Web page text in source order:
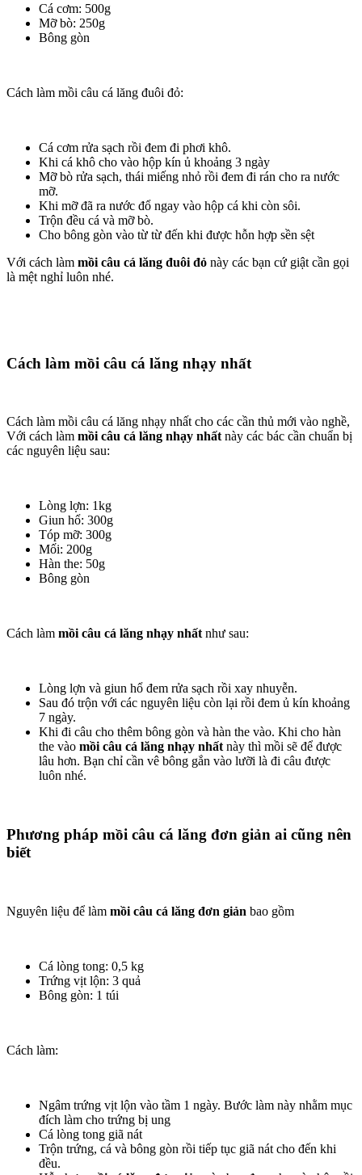
Cá cơm: 500g
Mỡ bò: 250g
Bông gòn
Cách làm mồi câu cá lăng đuôi đỏ:
Cá cơm rửa sạch rồi đem đi phơi khô.
Khi cá khô cho vào hộp kín ủ khoảng 3 ngày
Mỡ bò rửa sạch, thái miếng nhỏ rồi đem đi rán cho ra nước
mỡ.
Khi mỡ đã ra nước đổ ngay vào hộp cá khi còn sôi.
Trộn đều cá và mỡ bò.
Cho bông gòn vào từ từ đến khi được hỗn hợp sền sệt
Với cách làm mồi câu cá lăng đuôi đỏ này các bạn cứ giật cần gọi
là mệt nghỉ luôn nhé.
Cách làm mồi câu cá lăng nhạy nhất
Cách làm mồi câu cá lăng nhạy nhất cho các cần thủ mới vào nghề,
Với cách làm mồi câu cá lăng nhạy nhất này các bác cần chuẩn bị
các nguyên liệu sau:
Lòng lợn: 1kg
Giun hổ: 300g
Tóp mỡ: 300g
Mối: 200g
Hàn the: 50g
Bông gòn
Cách làm mồi câu cá lăng nhạy nhất như sau:
Lòng lợn và giun hổ đem rửa sạch rồi xay nhuyễn.
Sau đó trộn với các nguyên liệu còn lại rồi đem ủ kín khoảng
7 ngày.
Khi đi câu cho thêm bông gòn và hàn the vào. Khi cho hàn
the vào mồi câu cá lăng nhạy nhất này thì mồi sẽ để được
lâu hơn. Bạn chỉ cần vê bông gắn vào lưỡi là đi câu được
luôn nhé.
Phương pháp mồi câu cá lăng đơn giản ai cũng nên
biết
Nguyên liệu để làm mồi câu cá lăng đơn giản bao gồm
Cá lòng tong: 0,5 kg
Trứng vịt lộn: 3 quả
Bông gòn: 1 túi
Cách làm:
Ngâm trứng vịt lộn vào tầm 1 ngày. Bước làm này nhằm mục
đích làm cho trứng bị ung
Cá lòng tong giã nát
Trộn trứng, cá và bông gòn rồi tiếp tục giã nát cho đến khi
đều.